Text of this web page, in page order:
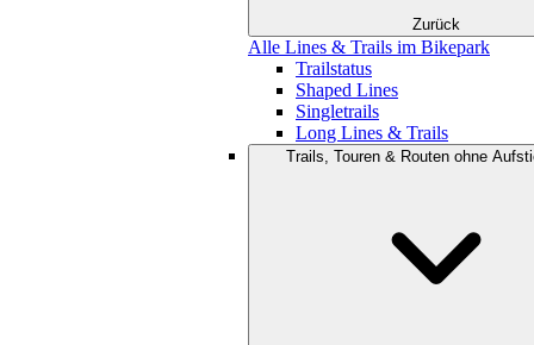
Zurück
Alle Lines & Trails im Bikepark
Trailstatus
Shaped Lines
Singletrails
Long Lines & Trails
Trails, Touren & Routen ohne